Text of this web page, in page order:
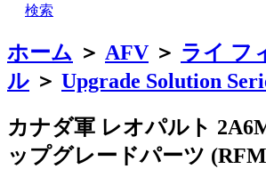
検索
ホーム ＞ AFV ＞ ライ フ
ル ＞ Upgrade Solution
カナダ軍 レオパルト
ップグレードパーツ